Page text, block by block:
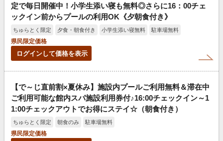
定で毎日開催中！小学生添い寝も無料◎さらに16：00チェ
ックイン前からプールの利用OK《夕朝食付き》
ちゅらとく限定 夕食・朝食付き 小学生添い寝無料
駐車場無料
県民限定価格
ログインして価格を表示
【で～じ直前割×夏休み】施設内プールご利用無料＆滞在中
ご利用可能な館内スパ施設利用券付♪16:00チェックイン～1
1:00チェックアウトでお得にステイ☆（朝食付き）
ちゅらとく限定 朝食のみ
駐車場無料
県民限定価格